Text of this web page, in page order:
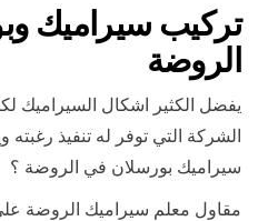
تركيب سيراميك
الروضة
يفضل الكثير اشكال السيراميك
الشركة التي توفر له تنفيذ
سيراميك بورسلان في الروضة ؟
مقاول معلم سيراميك الروضة على